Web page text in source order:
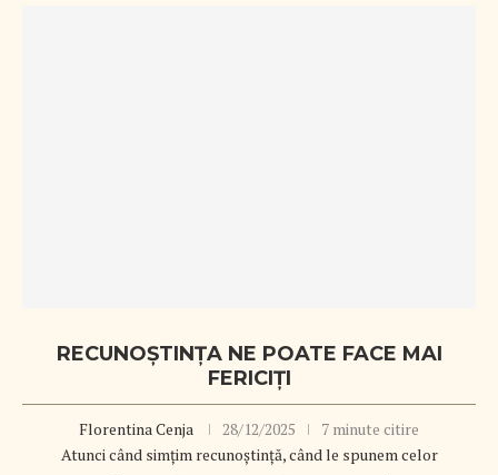
RECUNOȘTINȚA NE POATE FACE MAI
FERICIȚI
Florentina Cenja 28/12/2025
7 minute citire
Atunci când simțim recunoștință, când le spunem celor